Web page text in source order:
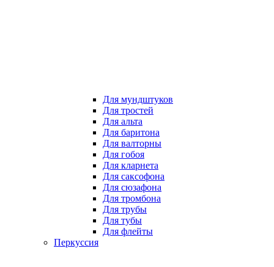
Для мундштуков
Для тростей
Для альта
Для баритона
Для валторны
Для гобоя
Для кларнета
Для саксофона
Для сюзафона
Для тромбона
Для трубы
Для тубы
Для флейты
Перкуссия